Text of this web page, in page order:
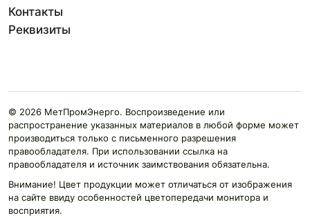
Контакты
Реквизиты
© 2026 МетПромЭнерго. Воспроизведение или
распространение указанных материалов в любой форме может
производиться только с письменного разрешения
правообладателя. При использовании ссылка на
правообладателя и источник заимствования обязательна.
Внимание! Цвет продукции может отличаться от изображения
на сайте ввиду особенностей цветопередачи монитора и
восприятия.